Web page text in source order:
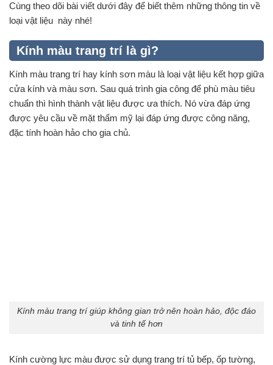
Cùng theo dõi bài viết dưới đây để biết thêm những thông tin về
loại vật liệu này nhé!
Kính màu trang trí là gì?
Kính màu trang trí hay kính sơn màu là loại vật liệu kết hợp giữa
cửa kính và màu sơn. Sau quá trình gia công để phù màu tiêu
chuẩn thì hình thành vật liệu được ưa thích. Nó vừa đáp ứng
được yêu cầu về mặt thẩm mỹ lại đáp ứng được công năng,
đặc tính hoàn hảo cho gia chủ.
Kính màu trang trí giúp không gian trở nên hoàn hảo, độc đáo
và tinh tế hơn
Kính cường lực màu được sử dụng trang trí tủ bếp, ốp tường,